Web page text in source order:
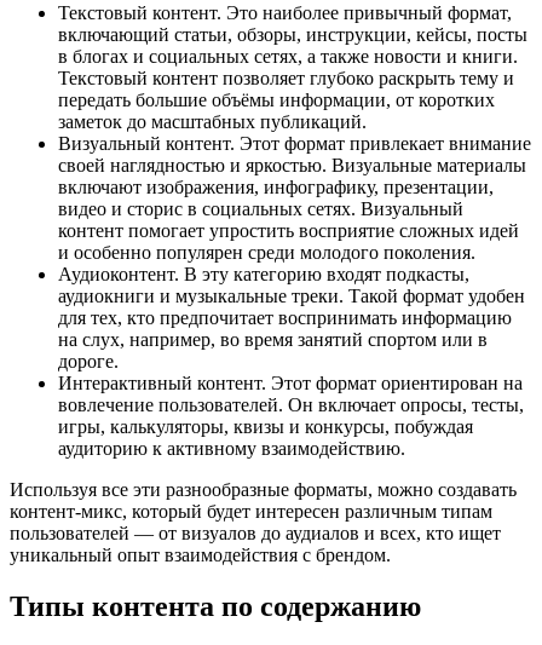
Текстовый контент. Это наиболее привычный формат,
включающий статьи, обзоры, инструкции, кейсы, посты
в блогах и социальных сетях, а также новости и книги.
Текстовый контент позволяет глубоко раскрыть тему и
передать большие объёмы информации, от коротких
заметок до масштабных публикаций.
Визуальный контент. Этот формат привлекает внимание
своей наглядностью и яркостью. Визуальные материалы
включают изображения, инфографику, презентации,
видео и сторис в социальных сетях. Визуальный
контент помогает упростить восприятие сложных идей
и особенно популярен среди молодого поколения.
Аудиоконтент. В эту категорию входят подкасты,
аудиокниги и музыкальные треки. Такой формат удобен
для тех, кто предпочитает воспринимать информацию
на слух, например, во время занятий спортом или в
дороге.
Интерактивный контент. Этот формат ориентирован на
вовлечение пользователей. Он включает опросы, тесты,
игры, калькуляторы, квизы и конкурсы, побуждая
аудиторию к активному взаимодействию.
Используя все эти разнообразные форматы, можно создавать
контент-микс, который будет интересен различным типам
пользователей — от визуалов до аудиалов и всех, кто ищет
уникальный опыт взаимодействия с брендом.
Типы контента по содержанию